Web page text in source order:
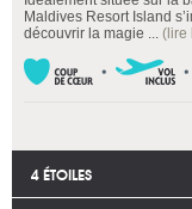
Maldives Resort Island
découvrir la magie ... (lire
4 ÉTOILES